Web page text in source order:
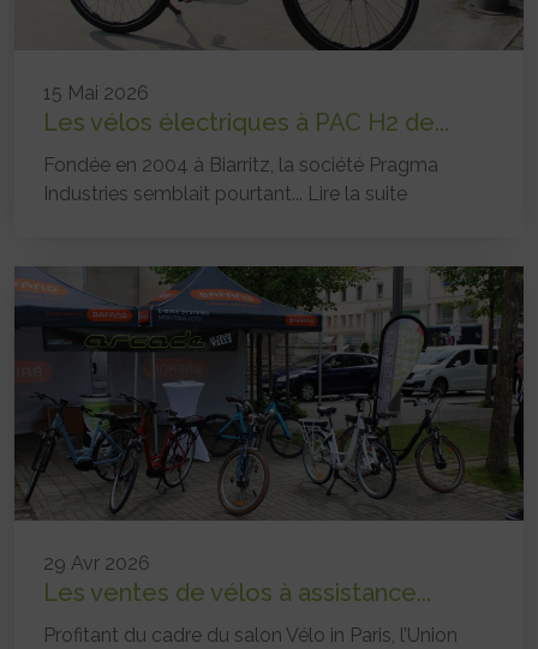
15 Mai 2026
Les vélos électriques à PAC H2 de...
Fondée en 2004 à Biarritz, la société Pragma
Industries semblait pourtant... Lire la suite
29 Avr 2026
Les ventes de vélos à assistance...
Profitant du cadre du salon Vélo in Paris, l’Union